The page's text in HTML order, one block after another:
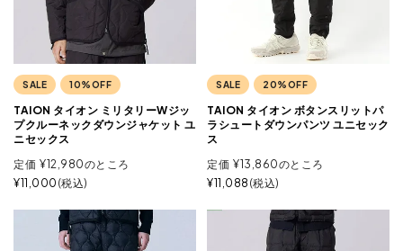
SALE 10%OFF
TAION タイオン ミリタリーWジッ
プクルーネックダウンジャケット ユ
ニセックス
定価 ¥12,980のところ
¥11,000 税込
SALE 20%OFF
TAION タイオン ボタンスリットパ
ラシュートダウンパンツ ユニセック
ス
定価 ¥13,860のところ
¥11,088 税込